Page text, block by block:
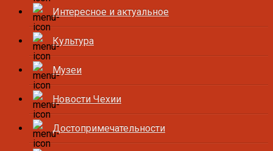
Интересное и актуальное
Культура
Музеи
Новости Чехии
Достопримечательности